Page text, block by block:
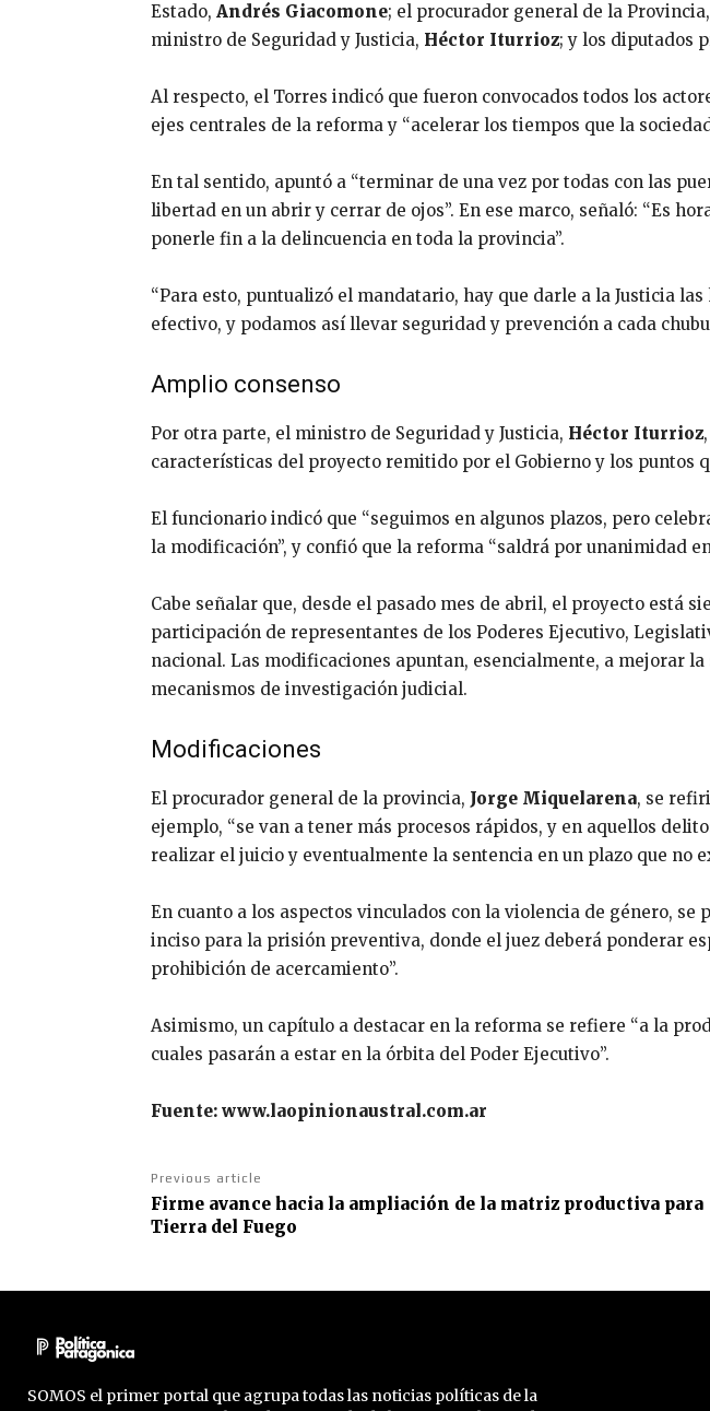
Estado, Andrés Giacomone; el procurador general de la Provincia,
ministro de Seguridad y Justicia, Héctor Iturrioz; y los diputados
Al respecto, el Torres indicó que fueron convocados todos los
ejes centrales de la reforma y “acelerar los tiempos que la
En tal sentido, apuntó a “terminar de una vez por todas con las
libertad en un abrir y cerrar de ojos”. En ese marco, señaló: “Es
ponerle fin a la delincuencia en toda la provincia”.
“Para esto, puntualizó el mandatario, hay que darle a la Justicia
efectivo, y podamos así llevar seguridad y prevención a cada
Amplio consenso
Por otra parte, el ministro de Seguridad y Justicia, Héctor Iturrioz
características del proyecto remitido por el Gobierno y los puntos
El funcionario indicó que “seguimos en algunos plazos, pero
la modificación”, y confió que la reforma “saldrá por unanimidad
Cabe señalar que, desde el pasado mes de abril, el proyecto está
participación de representantes de los Poderes Ejecutivo,
nacional. Las modificaciones apuntan, esencialmente, a mejorar
mecanismos de investigación judicial.
Modificaciones
El procurador general de la provincia, Jorge Miquelarena, se
ejemplo, “se van a tener más procesos rápidos, y en aquellos
realizar el juicio y eventualmente la sentencia en un plazo que no
En cuanto a los aspectos vinculados con la violencia de género,
inciso para la prisión preventiva, donde el juez deberá ponderar
prohibición de acercamiento”.
Asimismo, un capítulo a destacar en la reforma se refiere “a la
cuales pasarán a estar en la órbita del Poder Ejecutivo”.
Fuente: www.laopinionaustral.com.ar
Previous article
Firme avance hacia la ampliación de la matriz productiva para
Tierra del Fuego
SOMOS el primer portal que agrupa todas las noticias políticas de la